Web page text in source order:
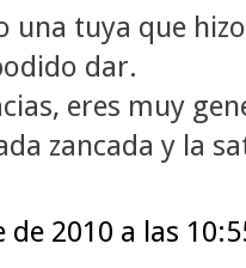
una tuya que
dar.
eres muy
zancada y la
2010 a las